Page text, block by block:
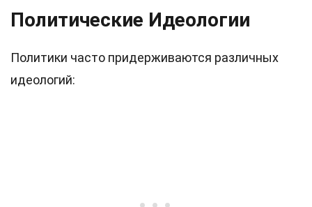
Политические Идеологии
Политики часто придерживаются различных
идеологий: